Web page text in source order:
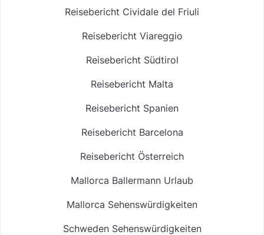
Reisebericht Cividale del Friuli
Reisebericht Viareggio
Reisebericht Südtirol
Reisebericht Malta
Reisebericht Spanien
Reisebericht Barcelona
Reisebericht Österreich
Mallorca Ballermann Urlaub
Mallorca Sehenswürdigkeiten
Schweden Sehenswürdigkeiten